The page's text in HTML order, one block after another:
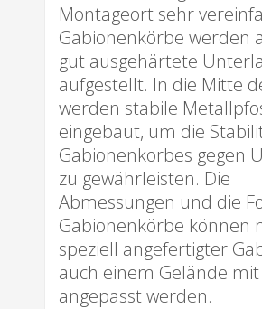
Montageort sehr
Gabionenkörbe werden
gut ausgehärtete
aufgestellt. In die Mitte
werden stabile
eingebaut, um die
Gabionenkorbes gegen
zu gewährleisten. Die
Abmessungen und die
Gabionenkörbe können
speziell angefertigter
auch einem Gelände
angepasst werden.